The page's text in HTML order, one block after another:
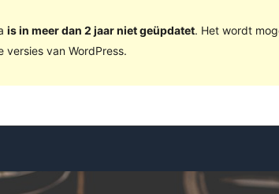
is in meer dan 2 jaar niet geüpdatet. Het wordt
versies van WordPress.